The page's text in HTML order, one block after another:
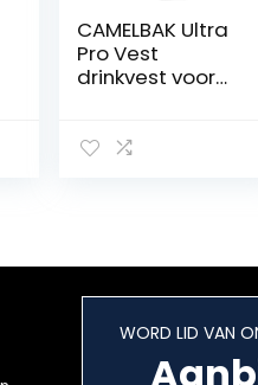
CAMELBAK Ultra
Pro Vest
drinkvest voor
WORD LID VAN